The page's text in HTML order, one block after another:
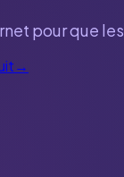
pour que
→